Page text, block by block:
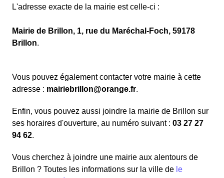
L'adresse exacte de la mairie est celle-ci :
Mairie de Brillon, 1, rue du Maréchal-Foch, 59178
Brillon.
Vous pouvez également contacter votre mairie à cette
adresse : mairiebrillon@orange.fr.
Enfin, vous pouvez aussi joindre la mairie de Brillon sur
ses horaires d'ouverture, au numéro suivant : 03 27 27
94 62.
Vous cherchez à joindre une mairie aux alentours de
Brillon ? Toutes les informations sur la ville de le